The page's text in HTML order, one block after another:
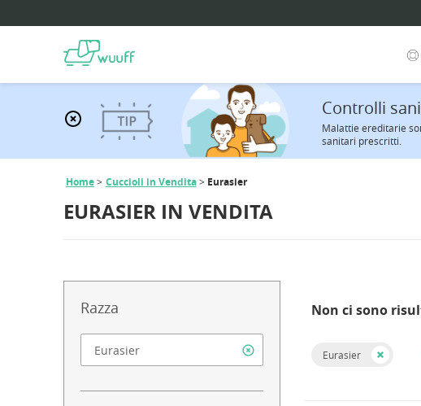
Controlli
Malattie ereditarie
sanitari prescritti.
Home Cuccioli in Vendita Eurasier
EURASIER IN VENDITA
Razza Non ci sono
Eurasier